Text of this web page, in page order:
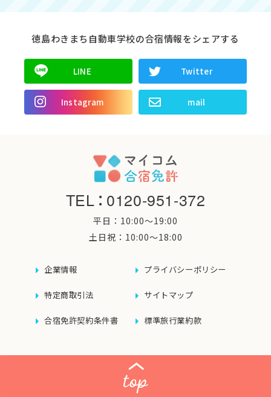
徳島わきまち自動車学校の合宿情報をシェアする
LINE Twitter
Instagram mail
TEL：0120-951-372
平日：10:00〜19:00
土日祝：10:00〜18:00
企業情報 プライバシーポリシー
特定商取引法 サイトマップ
合宿免許契約条件書 標準旅行業約款